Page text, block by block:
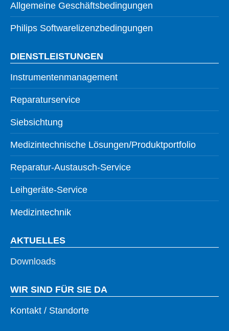
Allgemeine Geschäftsbedingungen
Philips Softwarelizenzbedingungen
DIENSTLEISTUNGEN
Instrumentenmanagement
Reparaturservice
Siebsichtung
Medizintechnische Lösungen/Produktportfolio
Reparatur-Austausch-Service
Leihgeräte-Service
Medizintechnik
AKTUELLES
Downloads
WIR SIND FÜR SIE DA
Kontakt / Standorte